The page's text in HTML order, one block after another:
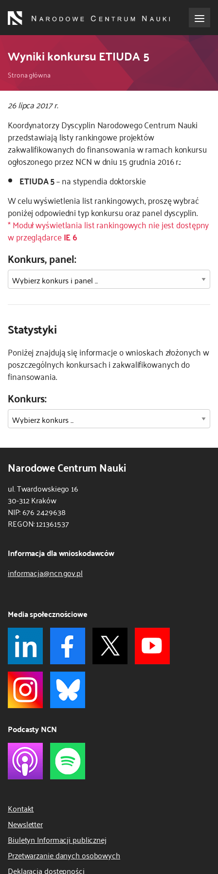
treści
dla wnioskodawców
dla realizujących projekty
dla ekspertów
efekty NCN
współpraca międzynarodowa
nagroda NCN
kontakt
Wyniki konkursu ETIUDA 5
Ścieżka
nawigacyjna
Strona główna
26 lipca 2017 r.
Koordynatorzy Dyscyplin Narodowego Centrum Nauki
przedstawiają listy rankingowe projektów
zakwalifikowanych do finansowania w ramach konkursu
ogłoszonego przez NCN w dniu 15 grudnia 2016 r.:
ETIUDA 5– na stypendia doktorskie
W celu wyświetlenia list rankingowych, proszę wybrać
poniżej odpowiedni typ konkursu oraz panel dyscyplin.
* Moduł wyświetlania list rankingowych nie jest dostępny
w przeglądarceIE 6
Konkurs, panel:
Statystyki
Poniżej znajdują się informacje o wnioskach złożonych w
poszczególnych konkursach i zakwalifikowanych do
finansowania.
Konkurs:
Narodowe Centrum Nauki
ul. Twardowskiego 16
30-312 Kraków
NIP: 676 2429638
REGON: 121361537
Informacja dla wnioskodawców
informacja@ncn.gov.pl
Media społecznościowe
Podcasty NCN
Kontakt
Newsletter
Biuletyn Informacji publicznej
Przetwarzanie danych osobowych
Deklaracja dostępności